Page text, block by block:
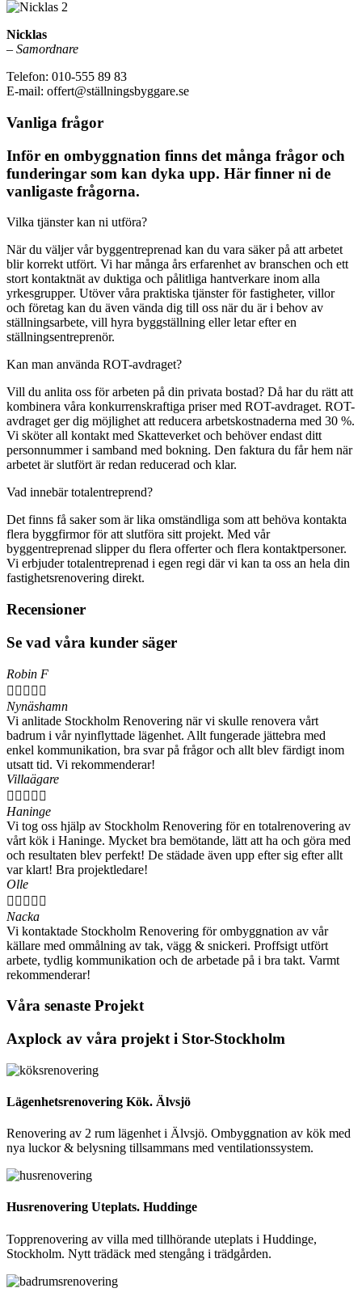
Nicklas
– Samordnare
Telefon: 010-555 89 83
E-mail: offert@ställningsbyggare.se
Vanliga frågor
Inför en ombyggnation finns det många frågor och
funderingar som kan dyka upp. Här finner ni de
vanligaste frågorna.
Vilka tjänster kan ni utföra?
När du väljer vår byggentreprenad kan du vara säker på att arbetet
blir korrekt utfört. Vi har många års erfarenhet av branschen och ett
stort kontaktnät av duktiga och pålitliga hantverkare inom alla
yrkesgrupper. Utöver våra praktiska tjänster för fastigheter, villor
och företag kan du även vända dig till oss när du är i behov av
ställningsarbete, vill hyra byggställning eller letar efter en
ställningsentreprenör.
Kan man använda ROT-avdraget?
Vill du anlita oss för arbeten på din privata bostad? Då har du rätt att
kombinera våra konkurrenskraftiga priser med ROT-avdraget. ROT-
avdraget ger dig möjlighet att reducera arbetskostnaderna med 30 %.
Vi sköter all kontakt med Skatteverket och behöver endast ditt
personnummer i samband med bokning. Den faktura du får hem när
arbetet är slutfört är redan reducerad och klar.
Vad innebär totalentreprend?
Det finns få saker som är lika omständliga som att behöva kontakta
flera byggfirmor för att slutföra sitt projekt. Med vår
byggentreprenad slipper du flera offerter och flera kontaktpersoner.
Vi erbjuder totalentreprenad i egen regi där vi kan ta oss an hela din
fastighetsrenovering direkt.
Recensioner
Se vad våra kunder säger
Robin F
    
Nynäshamn
Vi anlitade Stockholm Renovering när vi skulle renovera vårt
badrum i vår nyinflyttade lägenhet. Allt fungerade jättebra med
enkel kommunikation, bra svar på frågor och allt blev färdigt inom
utsatt tid. Vi rekommenderar!
Villaägare
    
Haninge
Vi tog oss hjälp av Stockholm Renovering för en totalrenovering av
vårt kök i Haninge. Mycket bra bemötande, lätt att ha och göra med
och resultaten blev perfekt! De städade även upp efter sig efter allt
var klart! Bra projektledare!
Olle
    
Nacka
Vi kontaktade Stockholm Renovering för ombyggnation av vår
källare med ommålning av tak, vägg & snickeri. Proffsigt utfört
arbete, tydlig kommunikation och de arbetade på i bra takt. Varmt
rekommenderar!
Våra senaste Projekt
Axplock av våra projekt i Stor-Stockholm
Lägenhetsrenovering Kök. Älvsjö
Renovering av 2 rum lägenhet i Älvsjö. Ombyggnation av kök med
nya luckor & belysning tillsammans med ventilationssystem.
Husrenovering Uteplats. Huddinge
Topprenovering av villa med tillhörande uteplats i Huddinge,
Stockholm. Nytt trädäck med stengång i trädgården.